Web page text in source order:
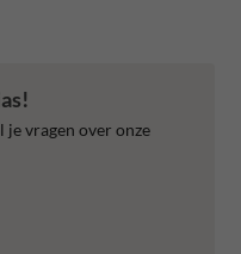
vragen over onze